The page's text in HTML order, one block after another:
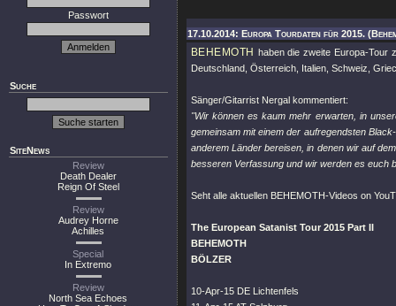
Passwort
Suche
SiteNews
Review
Death Dealer
Reign Of Steel
Review
Audrey Horne
Achilles
Special
In Extremo
Review
North Sea Echoes
17.10.2014: Europa Tourdaten für 2015.
BEHEMOTH haben die zweite Europa-Tour
Deutschland, Österreich, Italien, Schweiz,
Sänger/Gitarrist Nergal kommentiert:
"Wir können es kaum mehr erwarten, in
gemeinsam mit einem der aufregendsten
anderem Länder bereisen, in denen wir auf
besseren Verfassung und wir werden es euch
Seht alle aktuellen BEHEMOTH-Videos on
The European Satanist Tour 2015 Part II
BEHEMOTH
BÖLZER
10-Apr-15 DE Lichtenfels